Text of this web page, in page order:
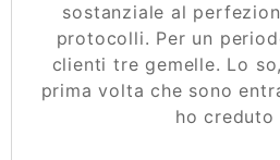
sostanziale al
protocolli. Per un
clienti tre gemelle. Lo
prima volta che sono
ho